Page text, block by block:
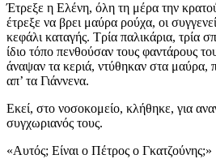
Έτρεξε η Ελένη, όλη τη μέρα την
έτρεξε να βρει μαύρα ρούχα, οι
κεφάλι καταγής. Τρία παλικάρια, τρία
ίδιο τόπο πενθούσαν τους φαντάρους
άναψαν τα κεριά, ντύθηκαν στα μαύρα,
απ’ τα Γιάννενα.
Εκεί, στο νοσοκομείο, κλήθηκε, για
συγχωριανός τους.
«Αυτός; Είναι ο Πέτρος ο Γκατζούνης;»